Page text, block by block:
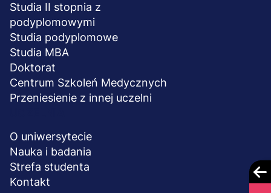
Studia II stopnia z
podyplomowymi
Studia podyplomowe
Studia MBA
Doktorat
Centrum Szkoleń Medycznych
Przeniesienie z innej uczelni
O uniwersytecie
Nauka i badania
Strefa studenta
Kontakt